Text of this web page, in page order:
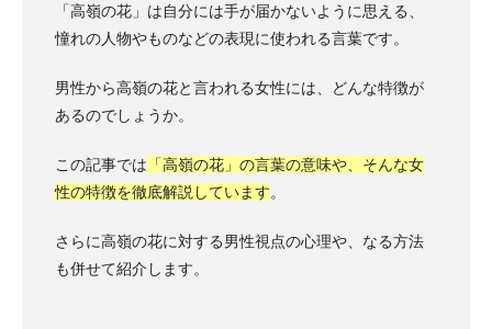
「高嶺の花」は自分には手が届かないように思える、
憧れの人物やものなどの表現に使われる言葉です。
男性から高嶺の花と言われる女性には、どんな特徴が
あるのでしょうか。
この記事では 「高嶺の花」の言葉の意味や、そんな女
性の特徴を徹底解説しています。
さらに高嶺の花に対する男性視点の心理や、なる方法
も併せて紹介します。